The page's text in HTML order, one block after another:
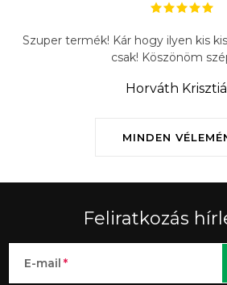
MINDEN
Szuper termék! Kár hogy ilyen kis
csak! Köszönöm
Horváth
Feliratkozás
E-mail